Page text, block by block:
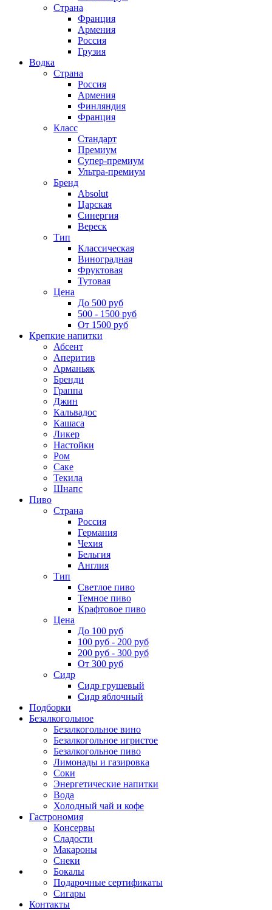
Страна
Франция
Армения
Россия
Грузия
Водка
Страна
Россия
Армения
Финляндия
Франция
Класс
Стандарт
Премиум
Супер-премиум
Ультра-премиум
Бренд
Absolut
Царская
Синергия
Вереск
Тип
Классическая
Виноградная
Фруктовая
Тутовая
Цена
До 500 руб
500 - 1500 руб
От 1500 руб
Крепкие напитки
Абсент
Аперитив
Арманьяк
Бренди
Граппа
Джин
Кальвадос
Кашаса
Ликер
Настойки
Ром
Саке
Текила
Шнапс
Пиво
Страна
Россия
Германия
Чехия
Бельгия
Англия
Тип
Светлое пиво
Темное пиво
Крафтовое пиво
Цена
До 100 руб
100 руб - 200 руб
200 руб - 300 руб
От 300 руб
Сидр
Сидр грушевый
Сидр яблочный
Подборки
Безалкогольное
Безалкогольное вино
Безалкогольное игристое
Безалкогольное пиво
Лимонады и газировка
Соки
Энергетические напитки
Вода
Холодный чай и кофе
Гастрономия
Консервы
Сладости
Макароны
Снеки
Бокалы
Подарочные сертификаты
Сигары
Контакты